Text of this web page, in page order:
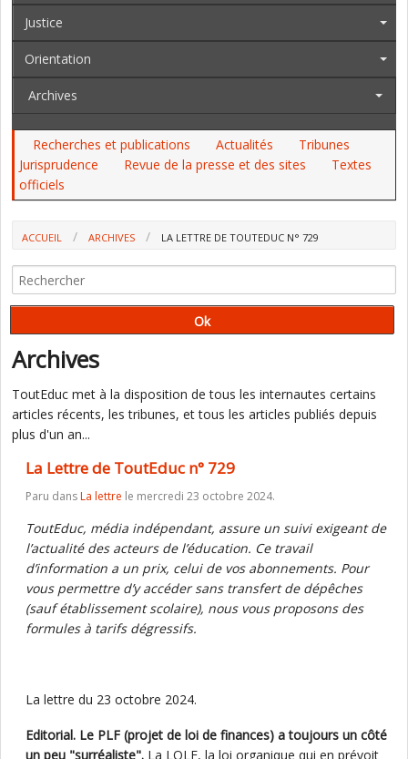
Justice
Orientation
Archives
Recherches et publications Actualités
Tribunes
Jurisprudence
Revue de la presse et des sites
Textes
officiels
ACCUEIL ARCHIVES LA LETTRE DE TOUTEDUC N° 729
Archives
ToutEduc met à la disposition de tous les internautes certains
articles récents, les tribunes, et tous les articles publiés depuis
plus d'un an...
La Lettre de ToutEduc n° 729
Paru dansLa lettre le mercredi 23 octobre 2024.
ToutEduc, média indépendant, assure un suivi exigeant de
l’actualité des acteurs de l’éducation. Ce travail
d’information a un prix, celui de vos abonnements. Pour
vous permettre d’y accéder sans transfert de dépêches
(sauf établissement scolaire), nous vous proposons des
formules à tarifs dégressifs.
La lettre du 23 octobre 2024.
Editorial. Le PLF (projet de loi de finances) a toujours un côté
un peu "surréaliste". La LOLF, la loi organique qui en prévoit